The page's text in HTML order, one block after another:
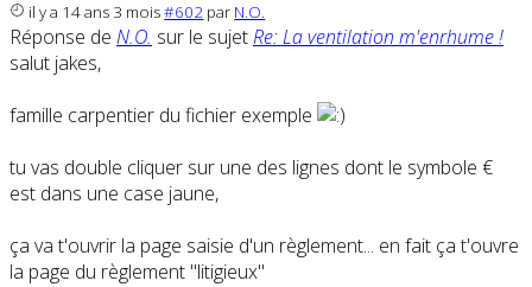
il y a 14 ans 3 mois#602 par N.O.
Réponse de N.O. sur le sujetRe: La ventilation m'enrhume !
salut jakes,
famille carpentier du fichier exemple
tu vas double cliquer sur une des lignes dont le symbole €
est dans une case jaune,
ça va t'ouvrir la page saisie d'un règlement... en fait ça t'ouvre
la page du règlement "litigieux"